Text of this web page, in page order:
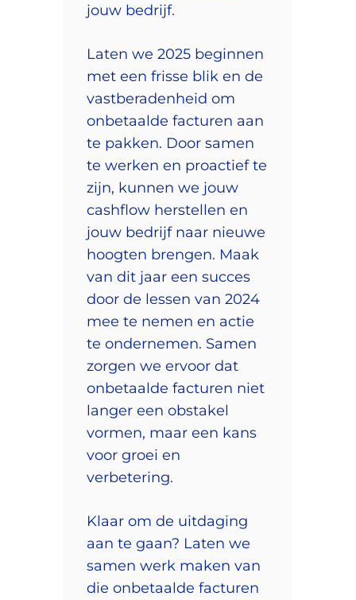
jouw bedrijf.
Laten we 2025 beginnen
met een frisse blik en de
vastberadenheid om
onbetaalde facturen aan
te pakken. Door samen
te werken en proactief te
zijn, kunnen we jouw
cashflow herstellen en
jouw bedrijf naar nieuwe
hoogten brengen. Maak
van dit jaar een succes
door de lessen van 2024
mee te nemen en actie
te ondernemen. Samen
zorgen we ervoor dat
onbetaalde facturen niet
langer een obstakel
vormen, maar een kans
voor groei en
verbetering.
Klaar om de uitdaging
aan te gaan? Laten we
samen werk maken van
die onbetaalde facturen